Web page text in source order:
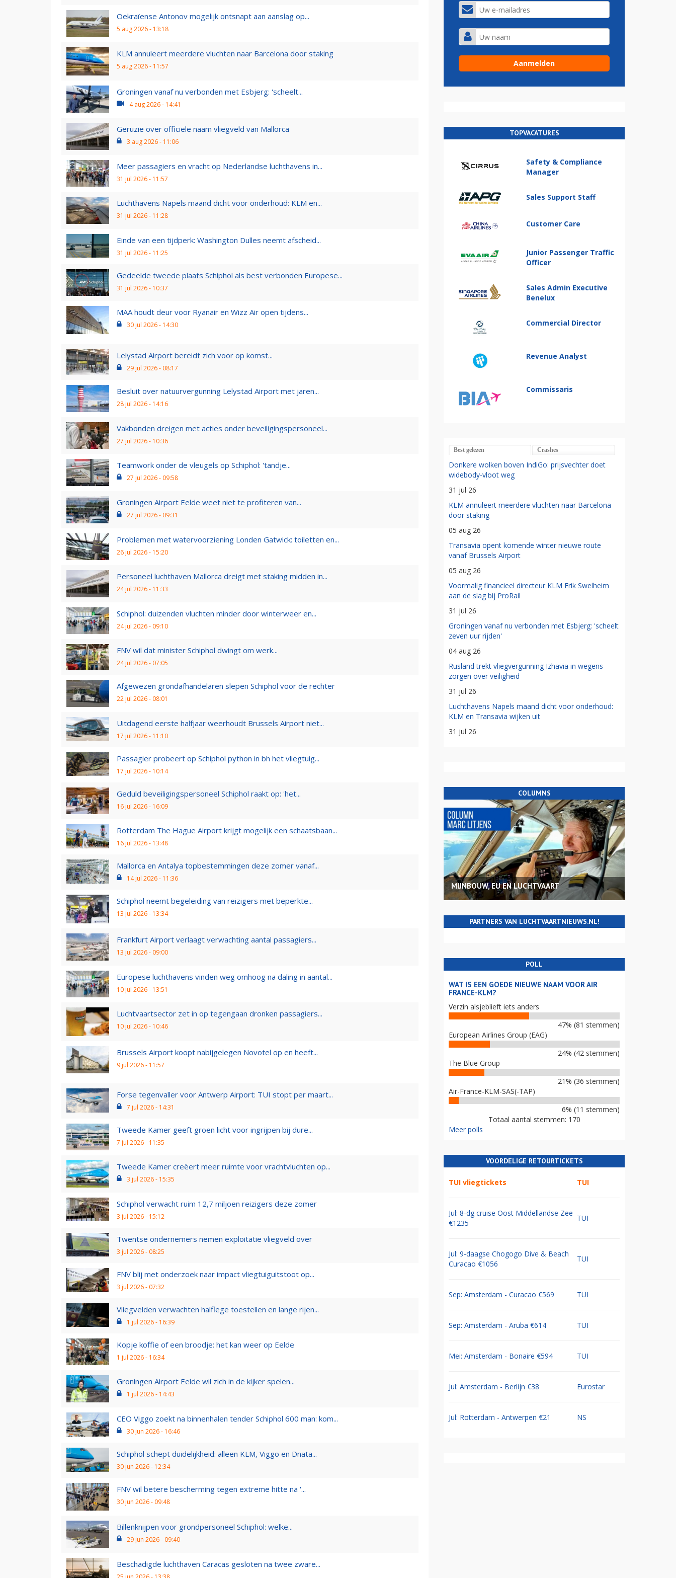
Oekraïense Antonov mogelijk ontsnapt aan aanslag op...
5 aug 2026 - 13:18
KLM annuleert meerdere vluchten naar Barcelona door staking
5 aug 2026 - 11:57
Groningen vanaf nu verbonden met Esbjerg: 'scheelt...
4 aug 2026 - 14:41
Geruzie over officiële naam vliegveld van Mallorca
3 aug 2026 - 11:06
Meer passagiers en vracht op Nederlandse luchthavens in...
31 jul 2026 - 11:57
Luchthavens Napels maand dicht voor onderhoud: KLM en...
31 jul 2026 - 11:28
Einde van een tijdperk: Washington Dulles neemt afscheid...
31 jul 2026 - 11:25
Gedeelde tweede plaats Schiphol als best verbonden Europese...
31 jul 2026 - 10:37
MAA houdt deur voor Ryanair en Wizz Air open tijdens...
30 jul 2026 - 14:30
Lelystad Airport bereidt zich voor op komst...
29 jul 2026 - 08:17
Besluit over natuurvergunning Lelystad Airport met jaren...
28 jul 2026 - 14:16
Vakbonden dreigen met acties onder beveiligingspersoneel...
27 jul 2026 - 10:36
Teamwork onder de vleugels op Schiphol: 'tandje...
27 jul 2026 - 09:58
Groningen Airport Eelde weet niet te profiteren van...
27 jul 2026 - 09:31
Problemen met watervoorziening Londen Gatwick: toiletten en...
26 jul 2026 - 15:20
Personeel luchthaven Mallorca dreigt met staking midden in...
24 jul 2026 - 11:33
Schiphol: duizenden vluchten minder door winterweer en...
24 jul 2026 - 09:10
FNV wil dat minister Schiphol dwingt om werk...
24 jul 2026 - 07:05
Afgewezen grondafhandelaren slepen Schiphol voor de rechter
22 jul 2026 - 08:01
Uitdagend eerste halfjaar weerhoudt Brussels Airport niet...
17 jul 2026 - 11:10
Passagier probeert op Schiphol python in bh het vliegtuig...
17 jul 2026 - 10:14
Geduld beveiligingspersoneel Schiphol raakt op: 'het...
16 jul 2026 - 16:09
Rotterdam The Hague Airport krijgt mogelijk een schaatsbaan...
16 jul 2026 - 13:48
Mallorca en Antalya topbestemmingen deze zomer vanaf...
14 jul 2026 - 11:36
Schiphol neemt begeleiding van reizigers met beperkte...
13 jul 2026 - 13:34
Frankfurt Airport verlaagt verwachting aantal passagiers...
13 jul 2026 - 09:00
Europese luchthavens vinden weg omhoog na daling in aantal...
10 jul 2026 - 13:51
Luchtvaartsector zet in op tegengaan dronken passagiers...
10 jul 2026 - 10:46
Brussels Airport koopt nabijgelegen Novotel op en heeft...
9 jul 2026 - 11:57
Forse tegenvaller voor Antwerp Airport: TUI stopt per maart...
7 jul 2026 - 14:31
Tweede Kamer geeft groen licht voor ingrijpen bij dure...
7 jul 2026 - 11:35
Tweede Kamer creëert meer ruimte voor vrachtvluchten op...
3 jul 2026 - 15:35
Schiphol verwacht ruim 12,7 miljoen reizigers deze zomer
3 jul 2026 - 15:12
Twentse ondernemers nemen exploitatie vliegveld over
3 jul 2026 - 08:25
FNV blij met onderzoek naar impact vliegtuiguitstoot op...
3 jul 2026 - 07:32
Vliegvelden verwachten halflege toestellen en lange rijen...
1 jul 2026 - 16:39
Kopje koffie of een broodje: het kan weer op Eelde
1 jul 2026 - 16:34
Groningen Airport Eelde wil zich in de kijker spelen...
1 jul 2026 - 14:43
CEO Viggo zoekt na binnenhalen tender Schiphol 600 man: kom...
30 jun 2026 - 16:46
Schiphol schept duidelijkheid: alleen KLM, Viggo en Dnata...
30 jun 2026 - 12:34
FNV wil betere bescherming tegen extreme hitte na '...
30 jun 2026 - 09:48
Billenknijpen voor grondpersoneel Schiphol: welke...
29 jun 2026 - 09:40
Beschadigde luchthaven Caracas gesloten na twee zware...
TOPVACATURES
Safety & Compliance
Manager
Sales Support Staff
Customer Care
Junior Passenger Traffic
Officer
Sales Admin Executive
Benelux
Commercial Director
Revenue Analyst
Commissaris
Best gelezen Crashes
Donkere wolken boven IndiGo: prijsvechter doet
widebody-vloot weg
31 jul 26
KLM annuleert meerdere vluchten naar Barcelona
door staking
05 aug 26
Transavia opent komende winter nieuwe route
vanaf Brussels Airport
05 aug 26
Voormalig financieel directeur KLM Erik Swelheim
aan de slag bij ProRail
31 jul 26
Groningen vanaf nu verbonden met Esbjerg: 'scheelt
zeven uur rijden'
04 aug 26
Rusland trekt vliegvergunning Izhavia in wegens
zorgen over veiligheid
31 jul 26
Luchthavens Napels maand dicht voor onderhoud:
KLM en Transavia wijken uit
31 jul 26
COLUMNS
MIJNBOUW, EU EN LUCHTVAART
PARTNERS VAN LUCHTVAARTNIEUWS.NL!
POLL
WAT IS EEN GOEDE NIEUWE NAAM VOOR AIR
FRANCE-KLM?
Verzin alsjeblieft iets anders
47% (81 stemmen)
European Airlines Group (EAG)
24% (42 stemmen)
The Blue Group
21% (36 stemmen)
Air-France-KLM-SAS(-TAP)
6% (11 stemmen)
Totaal aantal stemmen: 170
Meer polls
VOORDELIGE RETOURTICKETS
TUI vliegtickets TUI
Jul: 8-dg cruise Oost Middellandse Zee
€1235
TUI
Jul: 9-daagse Chogogo Dive & Beach
Curacao €1056
TUI
Sep: Amsterdam - Curacao €569 TUI
Sep: Amsterdam - Aruba €614 TUI
Mei: Amsterdam - Bonaire €594 TUI
Jul: Amsterdam - Berlijn €38 Eurostar
Jul: Rotterdam - Antwerpen €21 NS